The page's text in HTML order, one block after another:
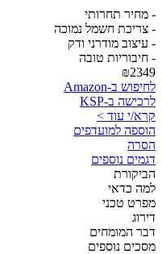
- מחיר תחרותי
- צריכת חשמל נמוכה
- עיצוב מודרני ודק
- חיבוריות טובה
₪2349
לחיפוש ב-Amazon
לרכישה ב-KSP
קרא/י עוד >
הוספה למועדפים
הסרה
דגמים נוספים
הביקורת
למה כדאי
מפרט טכני
דירוג
דבר המומחים
מסכים נוספים